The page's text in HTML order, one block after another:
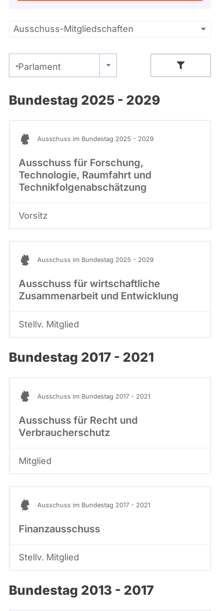
Mandaten
werden
Primäre
Ausschuss-Mitgliedschaften
Parlament
- Alle -
Bundestag 2025 - 2029
Ausschuss im Bundestag 2025 - 2029
Ausschuss für Forschung,
Technologie, Raumfahrt und
Technikfolgenabschätzung
Vorsitz
Ausschuss im Bundestag 2025 - 2029
Ausschuss für wirtschaftliche
Zusammenarbeit und Entwicklung
Stellv. Mitglied
Bundestag 2017 - 2021
Ausschuss im Bundestag 2017 - 2021
Ausschuss für Recht und
Verbraucherschutz
Mitglied
Ausschuss im Bundestag 2017 - 2021
Finanzausschuss
Stellv. Mitglied
Bundestag 2013 - 2017